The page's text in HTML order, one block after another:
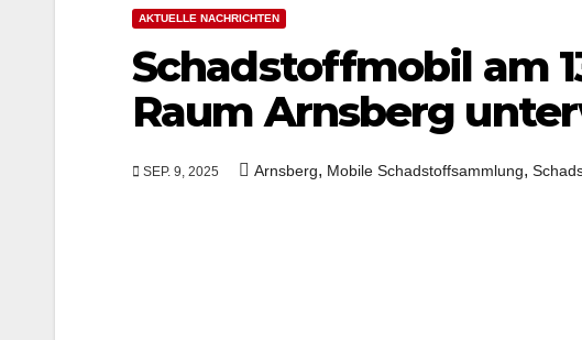
AKTUELLE NACHRICHTEN
Schadstoffmobil am
Raum Arnsberg
SEP. 9, 2025 Arnsberg, Mobile Schadstoffsammlung,